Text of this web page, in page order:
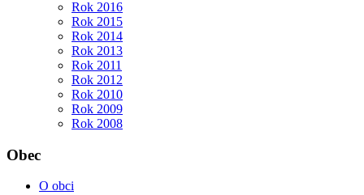
Rok 2016
Rok 2015
Rok 2014
Rok 2013
Rok 2011
Rok 2012
Rok 2010
Rok 2009
Rok 2008
Obec
O obci